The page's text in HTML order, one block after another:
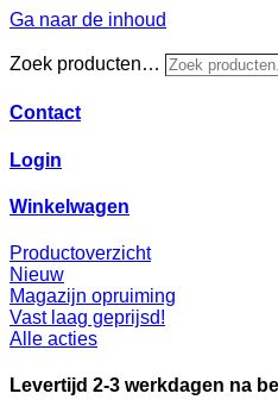
Ga naar de inhoud
Zoek producten…
Contact
Login
Winkelwagen
Productoverzicht
Nieuw
Magazijn opruiming
Vast laag geprijsd!
Alle acties
Levertijd 2-3 werkdagen na